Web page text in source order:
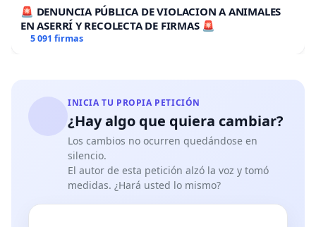
🚨 DENUNCIA PÚBLICA DE VIOLACION A ANIMALES
EN ASERRÍ Y RECOLECTA DE FIRMAS 🚨
5 091 firmas
INICIA TU PROPIA PETICIÓN
¿Hay algo que quiera cambiar?
Los cambios no ocurren quedándose en
silencio.
El autor de esta petición alzó la voz y tomó
medidas. ¿Hará usted lo mismo?